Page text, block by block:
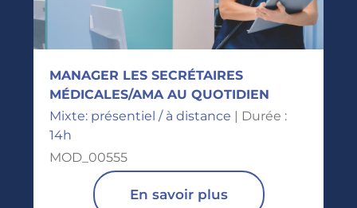
MANAGER LES SECRÉTAIRES
MÉDICALES/AMA AU QUOTIDIEN
Mixte: présentiel / à distance | Durée :
14h
MOD_00555
En savoir plus